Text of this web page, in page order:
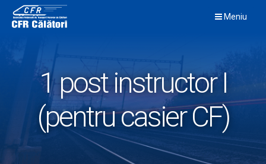
content
Meniu
1 post instructor I
(pentru casier CF)